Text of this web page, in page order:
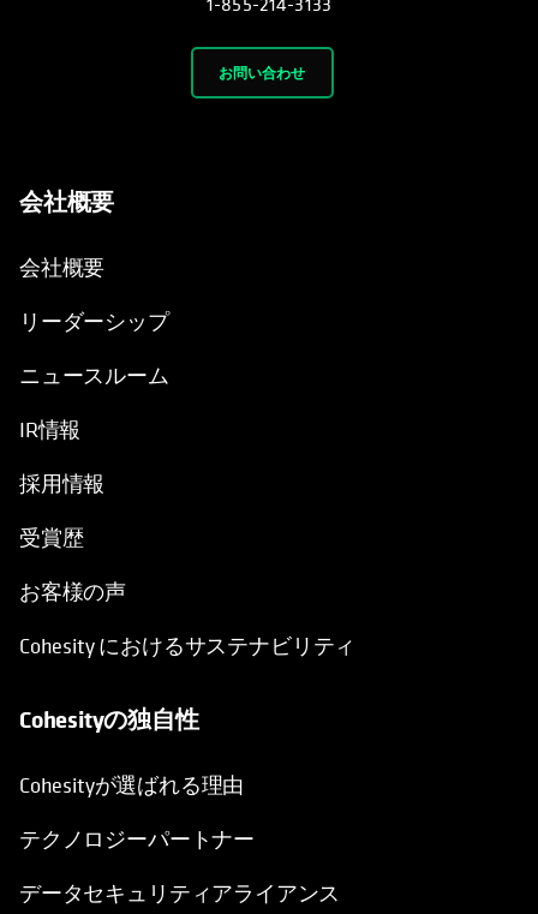
お問い合わせ
会社概要
会社概要
リーダーシップ
ニュースルーム
IR情報
採用情報
受賞歴
お客様の声
Cohesity におけるサステナビリティ
Cohesityの独自性
Cohesityが選ばれる理由
テクノロジーパートナー
データセキュリティアライアンス